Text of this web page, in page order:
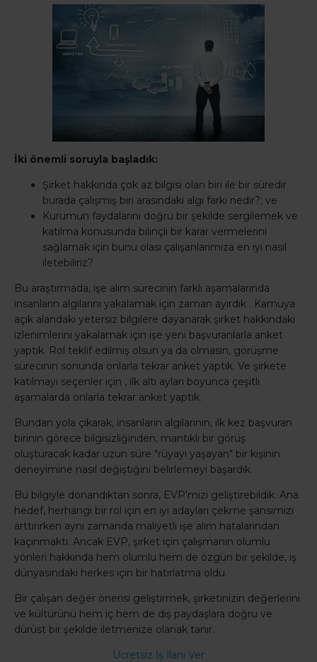
İki önemli soruyla başladık:
Şirket hakkında çok az bilgisi olan biri ile bir süredir
burada çalışmış biri arasındaki algı farkı nedir?; ve
Kurumun faydalarını doğru bir şekilde sergilemek ve
katılma konusunda bilinçli bir karar vermelerini
sağlamak için bunu olası çalışanlarımıza en iyi nasıl
iletebiliriz?
Bu araştırmada, işe alım sürecinin farklı aşamalarında
insanların algılarını yakalamak için zaman ayırdık . Kamuya
açık alandaki yetersiz bilgilere dayanarak şirket hakkındaki
izlenimlerini yakalamak için işe yeni başvuranlarla anket
yaptık. Rol teklif edilmiş olsun ya da olmasın, görüşme
sürecinin sonunda onlarla tekrar anket yaptık. Ve şirkete
katılmayı seçenler için , ilk altı ayları boyunca çeşitli
aşamalarda onlarla tekrar anket yaptık.
Bundan yola çıkarak, insanların algılarının, ilk kez başvuran
birinin görece bilgisizliğinden, mantıklı bir görüş
oluşturacak kadar uzun süre "rüyayı yaşayan" bir kişinin
deneyimine nasıl değiştiğini belirlemeyi başardık.
Bu bilgiyle donandıktan sonra, EVP'mizi geliştirebildik. Ana
hedef, herhangi bir rol için en iyi adayları çekme şansımızı
arttırırken aynı zamanda maliyetli işe alım hatalarından
kaçınmaktı. Ancak EVP, şirket için çalışmanın olumlu
yönleri hakkında hem olumlu hem de özgün bir şekilde, iş
dünyasındaki herkes için bir hatırlatma oldu.
Bir çalışan değer önerisi geliştirmek, şirketinizin değerlerini
ve kültürünü hem iç hem de dış paydaşlara doğru ve
dürüst bir şekilde iletmenize olanak tanır.
Ücretsiz İş İlanı Ver